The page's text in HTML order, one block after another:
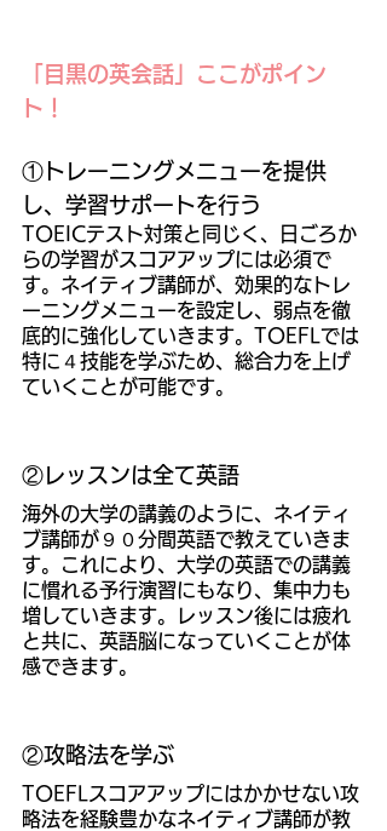
「目黒の英会話」ここがポイン
ト！
①トレーニングメニューを提供
し、学習サポートを行う
TOEICテスト対策と同じく、日ごろか
らの学習がスコアアップには必須で
す。ネイティブ講師が、効果的なトレ
ーニングメニューを設定し、弱点を徹
底的に強化していきます。TOEFLでは
特に４技能を学ぶため、総合力を上げ
ていくことが可能です。
②レッスンは全て英語
海外の大学の講義のように、ネイティ
ブ講師が９０分間英語で教えていきま
す。これにより、大学の英語での講義
に慣れる予行演習にもなり、集中力も
増していきます。レッスン後には疲れ
と共に、英語脳になっていくことが体
感できます。
②攻略法を学ぶ
TOEFLスコアアップにはかかせない攻
略法を経験豊かなネイティブ講師が教